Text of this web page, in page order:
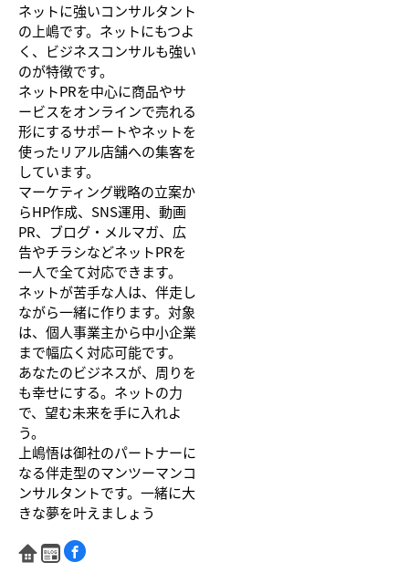
ネットに強いコンサルタント
の上嶋です。ネットにもつよ
く、ビジネスコンサルも強い
のが特徴です。
ネットPRを中心に商品やサ
ービスをオンラインで売れる
形にするサポートやネットを
使ったリアル店舗への集客を
しています。
マーケティング戦略の立案か
らHP作成、SNS運用、動画
PR、ブログ・メルマガ、広
告やチラシなどネットPRを
一人で全て対応できます。
ネットが苦手な人は、伴走し
ながら一緒に作ります。対象
は、個人事業主から中小企業
まで幅広く対応可能です。
あなたのビジネスが、周りを
も幸せにする。ネットの力
で、望む未来を手に入れよ
う。
上嶋悟は御社のパートナーに
なる伴走型のマンツーマンコ
ンサルタントです。一緒に大
きな夢を叶えましょう